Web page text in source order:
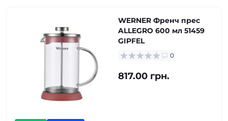
WERNER Френч прес
ALLEGRO 600 мл 51459
GIPFEL
0
817.00 грн.